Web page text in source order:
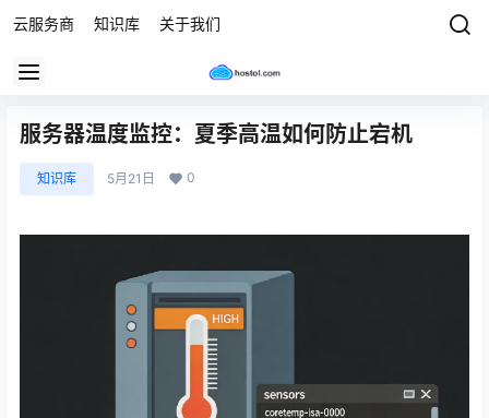
云服务商 知识库 关于我们
服务器温度监控：夏季高温如何防止宕机
知识库 5月21日 0